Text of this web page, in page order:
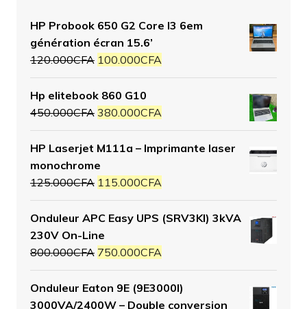
HP Probook 650 G2 Core I3 6em
génération écran 15.6’
120.000CFA 100.000CFA
Hp elitebook 860 G10
450.000CFA 380.000CFA
HP Laserjet M111a – Imprimante laser
monochrome
125.000CFA 115.000CFA
Onduleur APC Easy UPS (SRV3KI) 3kVA
230V On-Line
800.000CFA 750.000CFA
Onduleur Eaton 9E (9E3000I)
3000VA/2400W – Double conversion